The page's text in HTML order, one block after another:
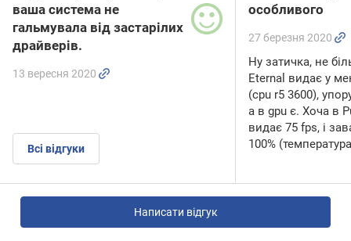
ваша система не
гальмувала від застарілих
драйверів.
13 вересня 2020
Всі відгуки
особливого
27 березня 2020
Ну затичка, не
Eternal видає у
(cpu r5 3600),
а в gpu є. Хоча в
видає 75 fps, і
100%
Написати відгук